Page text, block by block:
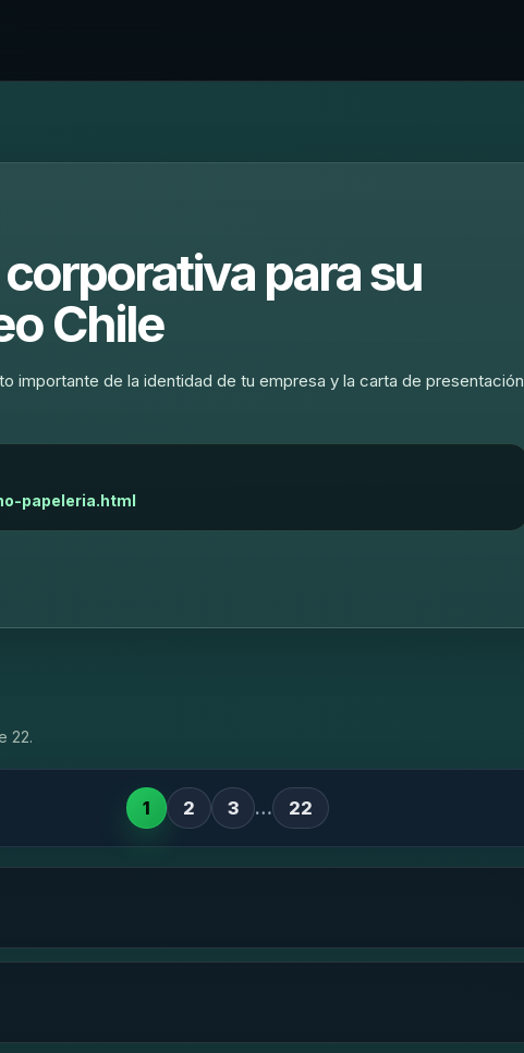
para su
Chile
importante de la identidad de tu empresa y la carta de presentación
papeleria.html
22.
1 2 3 … 22